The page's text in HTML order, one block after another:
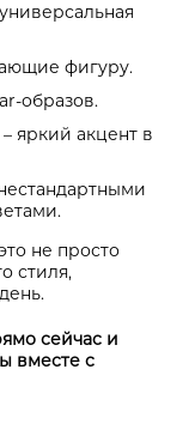
фигуру.
образов.
– яркий акцент в
не просто
стиля,
сейчас и
вместе с